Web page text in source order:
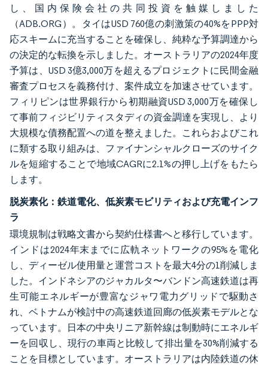
し、国内保険会社の共同投資を触媒しました
（ADB.ORG）。タイはUSD 760億の刺激策の40%をPPP対
応スキームに充当することを確保し、純粋な予算調達から
の決定的な転換を示しました。オーストラリアの2024年度
予算は、USD 3億3,000万を超えるプロジェクトに民間金融
審査プロセスを義務付け、案件成立を加速させています。
フィリピンは世界銀行から初期融資USD 3,000万を確保し
て事前フィジビリティスタディの資金調達を実現し、より
大規模な債務配置への道を整えました。これらおよびこれ
に類する取り組みは、ファイナンシャルクローズのサイク
ルを短縮することで地域CAGRに2.1%の押し上げをもたら
します。
脱炭素化：鉄道電化、低炭素モビリティおよび充電インフ
ラ
環境規制は戦略文書から契約仕様書へと移行しています。
インドは2024年末までに広軌ネットワークの95%を電化
し、ディーゼル使用量と運営コストを最大4分の1削減しま
した。インドネシアのジャカルタ〜バンドン高速鉄道は再
生可能エネルギーが豊富なジャワ電力グリッドで駆動さ
れ、ベトナムが検討中の高速鉄道回廊の低炭素モデルとな
っています。日本の中央リニア新幹線は制動時にエネルギ
ーを回収し、現行の車両と比較して排出量を30%削減する
ことを目標としています。オーストラリアは内陸鉄道の休